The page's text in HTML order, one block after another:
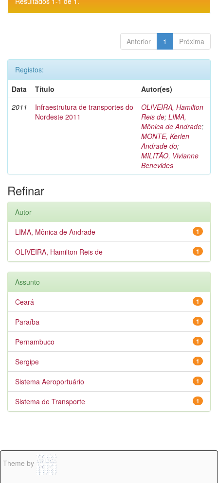
Anterior 1 Próxima
Registos:
Data
Título
Autor(es)
2011
Infraestrutura de transportes do
Nordeste 2011
OLIVEIRA, Hamilton
Reis de; LIMA,
Mônica de Andrade;
MONTE, Kerlen
Andrade do;
MILITÃO, Vivianne
Benevides
Refinar
Autor
1
LIMA, Mônica de Andrade
1
OLIVEIRA, Hamilton Reis de
Assunto
1
Ceará
1
Paraíba
1
Pernambuco
1
Sergipe
1
Sistema Aeroportuário
1
Sistema de Transporte
Theme by